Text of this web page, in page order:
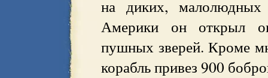
на диких, малолюдных
Америки он открыл
пушных зверей. Кроме
корабль привез 900